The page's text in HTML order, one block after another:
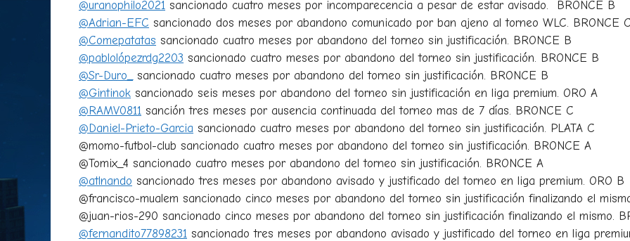
@uranophilo2021 sancionado cuatro meses por incomparecencia a pesar de estar avisado. BRONCE B
@Adrian-EFC sancionado dos meses por abandono comunicado por ban ajeno al torneo WLC. BRONCE
@Comepatatas sancionado cuatro meses por abandono del torneo sin justificación. BRONCE B
@pablolópezrdg2203 sancionado cuatro meses por abandono del torneo sin justificación. BRONCE B
@Sr-Duro_
sancionado cuatro meses por abandono del torneo sin justificación. BRONCE B
@Gintinok sancionado seis meses por abandono del torneo sin justificación en liga premium. ORO A
@RAMV0811 sanción tres meses por ausencia continuada del torneo mas de 7 días. BRONCE C
@Daniel-Prieto-Garcia sancionado cuatro meses por abandono del torneo sin justificación. PLATA C
@momo-futbol-club sancionado cuatro meses por abandono del torneo sin justificación. BRONCE A
@Tomix_4 sancionado cuatro meses por abandono del torneo sin justificación. BRONCE A
@atlnando sancionado tres meses por abandono avisado y justificado del torneo en liga premium. ORO B
@francisco-mualem sancionado cinco meses por abandono del torneo sin justificación finalizando el
@juan-rios-290 sancionado cinco meses por abandono del torneo sin justificación finalizando el mismo.
@fernandito77898231 sancionado tres meses por abandono avisado y justificado del torneo en liga